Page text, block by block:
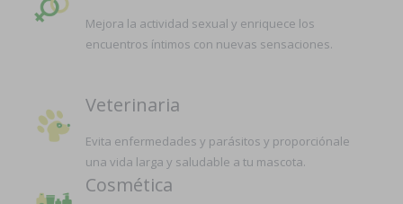
Mejora la actividad sexual y enriquece los
encuentros íntimos con nuevas sensaciones.
Veterinaria
Evita enfermedades y parásitos y proporciónale
una vida larga y saludable a tu mascota.
Cosmética